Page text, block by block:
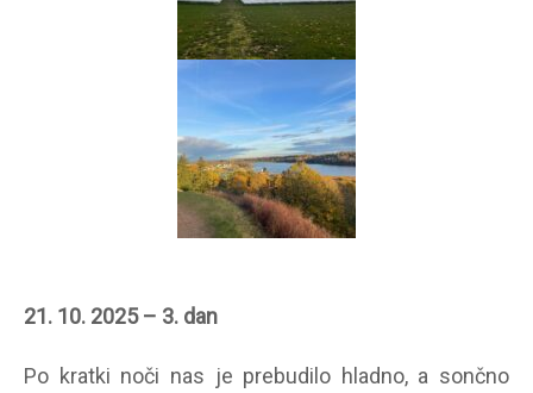
21. 10. 2025 – 3. dan
Po kratki noči nas je prebudilo hladno, a sončno